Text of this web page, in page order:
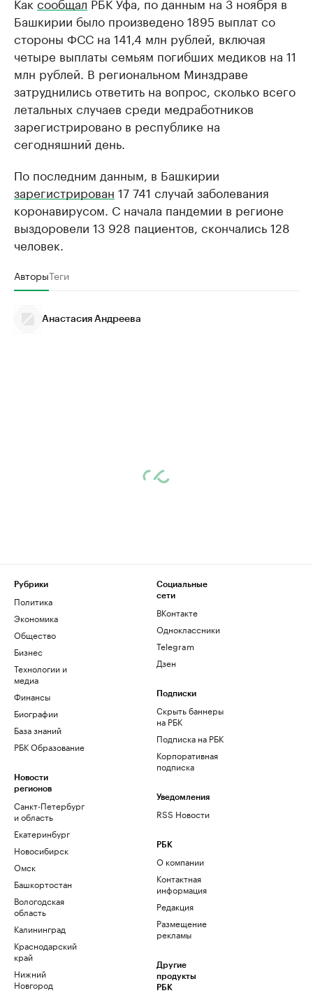
Башкирии было произведено 1895 выплат со
стороны ФСС на 141,4 млн рублей, включая
четыре выплаты семьям погибших медиков на 11
млн рублей. В региональном Минздраве
затруднились ответить на вопрос, сколько всего
летальных случаев среди медработников
зарегистрировано в республике на
сегодняшний день.
По последним данным, в Башкирии
зарегистрирован 17 741 случай заболевания
коронавирусом. С начала пандемии в регионе
выздоровели 13 928 пациентов, скончались 128
человек.
АвторыТеги
Анастасия Андреева
Рубрики
Политика
Экономика
Общество
Бизнес
Технологии и
медиа
Финансы
Биографии
База знаний
РБК Образование
Новости
регионов
Санкт-Петербург
и область
Екатеринбург
Новосибирск
Омск
Башкортостан
Вологодская
область
Калининград
Краснодарский
край
Нижний
Новгород
Социальные
сети
ВКонтакте
Одноклассники
Telegram
Дзен
Подписки
Скрыть баннеры
на РБК
Подписка на РБК
Корпоративная
подписка
Уведомления
RSS Новости
РБК
О компании
Контактная
информация
Редакция
Размещение
рекламы
Другие
продукты
РБК